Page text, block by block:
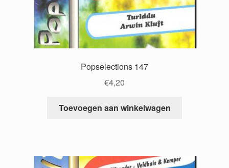
Popselections 147
€4,20
Toevoegen aan winkelwagen